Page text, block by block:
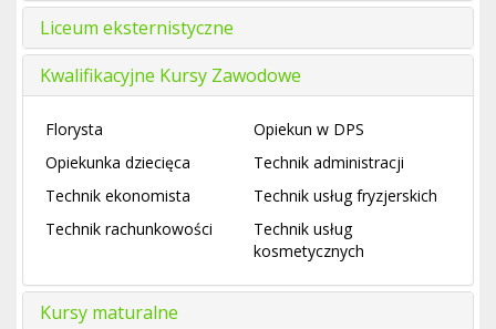
Liceum eksternistyczne
Kwalifikacyjne Kursy Zawodowe
Florysta
Opiekun w DPS
Opiekunka dziecięca
Technik administracji
Technik ekonomista
Technik usług fryzjerskich
Technik rachunkowości
Technik usług
kosmetycznych
Kursy maturalne